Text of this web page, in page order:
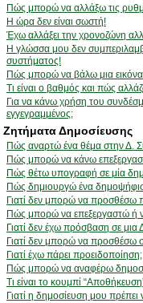
Πώς μπορώ να αλλάξω τις
Η ώρα δεν είναι σωστή!
Έχω αλλάξει την χρονοζώνη
Η γλώσσα μου δεν
συστήματος!
Πώς μπορώ να βάλω μια
Τι είναι ο βαθμός και πώς
Για να κάνω χρήση του
εγγεγραμμένος;
Ζητήματα Δημοσίευσης
Πώς αναρτώ ένα θέμα στην Δ.
Πώς μπορώ να κάνω
Πώς θέτω υπογραφή σε μία
Πώς δημιουργώ ένα
Γιατί δεν μπορώ να προσθέσω
Πώς μπορώ να επεξεργαστώ ή
Γιατί δεν έχω πρόσβαση σε μια
Γιατί δεν μπορώ να προσθέσω
Γιατί έχω πάρει προειδοποίηση;
Πώς μπορώ να αναφέρω
Τι είναι το κουμπί
Γιατί η δημοσίευση μου πρέπει